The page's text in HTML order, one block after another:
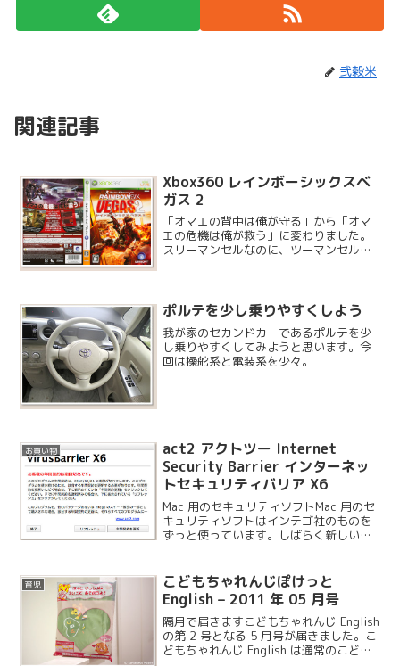
弐穀米
関連記事
Xbox360 レインボーシックスベ
ガス 2
「オマエの背中は俺が守る」から「オマ
エの危機は俺が救う」に変わりました。
スリーマンセルなのに、ツーマンセルと
構やり込んでいたので、「...
ポルテを少し乗りやすくしよう
我が家のセカンドカーであるポルテを少
し乗りやすくしてみようと思います。今
回は操舵系と電装系を少々。
お買い物
act2 アクトツー Internet
Security Barrier インターネッ
トセキュリティバリア X6
Mac 用のセキュリティソフトMac 用のセ
キュリティソフトはインテゴ社のものを
ずっと使っています。しばらく新しいバ
う一度購入することにしました。そもそ
も Mac ...
育児
こどもちゃれんじぽけっと
English – 2011 年 05 月号
隔月で届きますこどもちゃれんじ English
の第 2 号となる 5 月号が届きました。こ
どもちゃれんじ English は通常のこども